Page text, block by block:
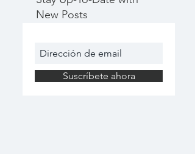
New Posts
Suscríbete ahora